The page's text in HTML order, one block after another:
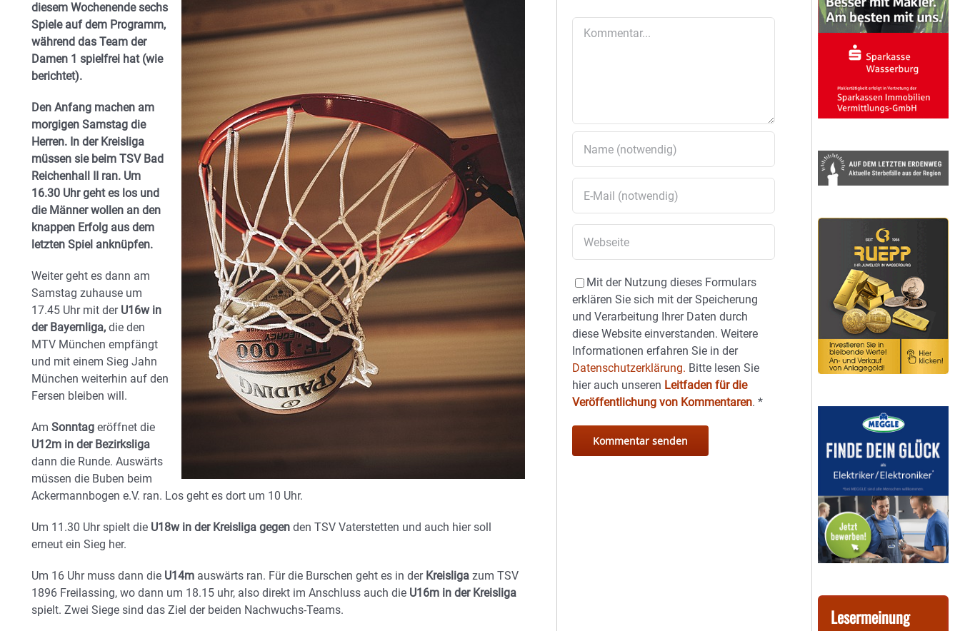
diesem Wochenende sechs
Spiele auf dem Programm,
während das Team der
Damen 1 spielfrei hat (wie
berichtet).
Den Anfang machen am
morgigen Samstag die
Herren. In der Kreisliga
müssen sie beim TSV Bad
Reichenhall II ran. Um
16.30 Uhr geht es los und
die Männer wollen an den
knappen Erfolg aus dem
letzten Spiel anknüpfen.
Weiter geht es dann am
Samstag zuhause um
17.45 Uhr mit der U16w in
der Bayernliga, die den
MTV München empfängt
und mit einem Sieg Jahn
München weiterhin auf den
Fersen bleiben will.
Am Sonntag eröffnet die
U12m in der Bezirksliga
dann die Runde. Auswärts
müssen die Buben beim
Ackermannbogen e.V. ran. Los geht es dort um 10 Uhr.
Um 11.30 Uhr spielt die U18w in der Kreisliga gegen den TSV Vaterstetten und auch hier soll
erneut ein Sieg her.
Um 16 Uhr muss dann die U14m auswärts ran. Für die Burschen geht es in der Kreisliga zum TSV
1896 Freilassing, wo dann um 18.15 uhr, also direkt im Anschluss auch die U16m in der Kreisliga
spielt. Zwei Siege sind das Ziel der beiden Nachwuchs-Teams.
Mit der Nutzung dieses Formulars
erklären Sie sich mit der Speicherung
und Verarbeitung Ihrer Daten durch
diese Website einverstanden. Weitere
Informationen erfahren Sie in der
Datenschutzerklärung. Bitte lesen Sie
hier auch unseren Leitfaden für die
Veröffentlichung von Kommentaren.*
Lesermeinung